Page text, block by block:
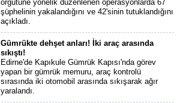
örgütüne yönelik düzenlenen operasyonlarda 67
şüphelinin yakalandığını ve 42'sinin tutuklandığını
açıkladı.
Gümrükte dehşet anları! İki araç arasında
sıkıştı!
Edirne'de Kapıkule Gümrük Kapısı'nda görev
yapan bir gümrük memuru, araç kontrolü
sırasında iki otomobil arasında sıkışarak ağır
yaralandı.